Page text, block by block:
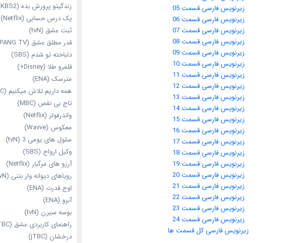
زیرنویس فارسی قسمت 05
زیرنویس فارسی قسمت 06
زیرنویس فارسی قسمت 07
زیرنویس فارسی قسمت 08
زیرنویس فارسی قسمت 09
زیرنویس فارسی قسمت 10
زیرنویس فارسی قسمت 11
زیرنویس فارسی قسمت 12
زیرنویس فارسی قسمت 13
زیرنویس فارسی قسمت 14
زیرنویس فارسی قسمت 15
زیرنویس فارسی قسمت 16
زیرنویس فارسی قسمت 17
زیرنویس فارسی قسمت 18
زیرنویس فارسی قسمت 19
زیرنویس فارسی قسمت 20
زیرنویس فارسی قسمت 21
زیرنویس فارسی قسمت 22
زیرنویس فارسی قسمت 23
زیرنویس فارسی قسمت 24
زیرنویس فارسی کل قسمت ها
زندگیتو پرورش بده (KBS2)
یک درس حسابی (Netflix)
ثبت عشق (tvN)
قدر مطلق عشق (COUPANG TV)
دلباخته تو شدم (SBS)
قلمرو طلا (Disney+)
مترسک (ENA)
همه داریم تلاش میکنیم (jTBC)
تاج بی‌ نقص (MBC)
واندرفولز (Netflix)
معکوس (Wavve)
سلول های یومی 3 (tvN)
وکیل ارواح (SBS)
آرزو های مرگبار (Netflix)
رویاهای دیوانه‌ وار بتنی (tvN)
اوج قدرت (ENA)
آبرو (ENA)
بوسه سیرن (tvN)
راهنمای کاربردی عشق (jTBC)
درخشان (jTBC)